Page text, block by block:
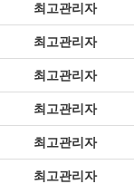
최고관리자
최고관리자
최고관리자
최고관리자
최고관리자
최고관리자